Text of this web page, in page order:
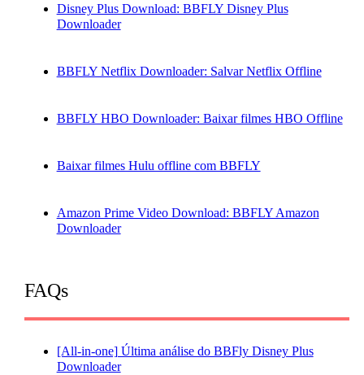
Disney Plus Download: BBFLY Disney Plus
Downloader
BBFLY Netflix Downloader: Salvar Netflix Offline
BBFLY HBO Downloader: Baixar filmes HBO Offline
Baixar filmes Hulu offline com BBFLY
Amazon Prime Video Download: BBFLY Amazon
Downloader
FAQs
[All-in-one] Última análise do BBFly Disney Plus
Downloader